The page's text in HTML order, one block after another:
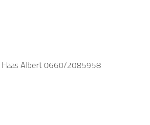
Haas Albert 0660/2085958